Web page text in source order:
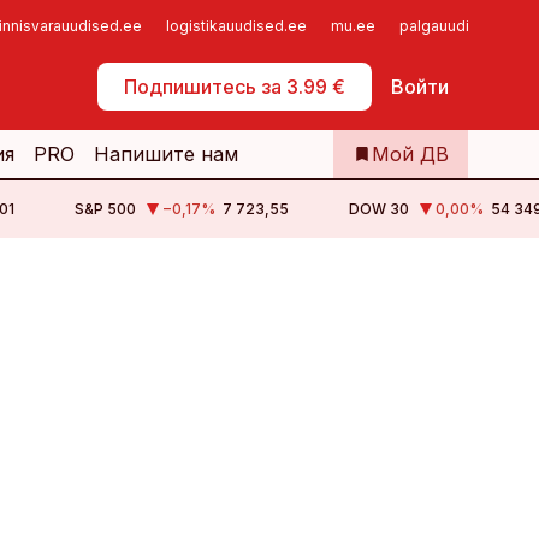
logistikauudised.ee mu.ee palgauudised.ee
Подпишитесь за 3.99 € Войти
Самообслуживание
PRO Напишите нам Мой ДВ
S&P 500 −0,17% 7 723,55 DOW 30 0,00% 54